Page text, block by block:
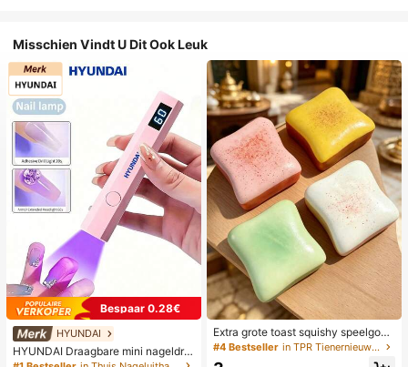
Misschien Vindt U Dit Ook Leuk
Bespaar 0.28€
HYUNDAI
HYUNDAI Draagbare mini nageldro
ger, oplaadbare handlamp UV/LED
Extra grote toast squishy speelgoe
d, superzachte boter toast stressve
#4 Bestseller in TPR Tienernieuwigheid en grappenspeelgoed